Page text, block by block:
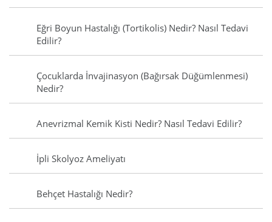
Eğri Boyun Hastalığı (Tortikolis) Nedir? Nasıl Tedavi
Edilir?
Çocuklarda İnvajinasyon (Bağırsak Düğümlenmesi)
Nedir?
Anevrizmal Kemik Kisti Nedir? Nasıl Tedavi Edilir?
İpli Skolyoz Ameliyatı
Behçet Hastalığı Nedir?